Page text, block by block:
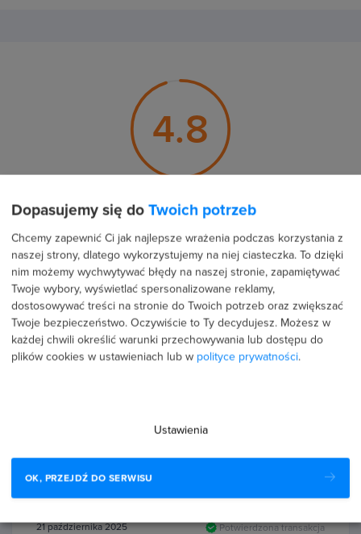
4.8
Średnia ocena uczestników
75 %
Recenzje użytkowników (16)
21 października 2025 Potwierdzona transakcja
Dopasujemy się do Twoich potrzeb
Chcemy zapewnić Ci jak najlepsze wrażenia podczas korzystania z
naszej strony, dlatego wykorzystujemy na niej ciasteczka. To dzięki
nim możemy wychwytywać błędy na naszej stronie, zapamiętywać
Twoje wybory, wyświetlać spersonalizowane reklamy,
dostosowywać treści na stronie do Twoich potrzeb oraz zwiększać
Twoje bezpieczeństwo. Oczywiście to Ty decydujesz. Możesz w
każdej chwili określić warunki przechowywania lub dostępu do
plików cookies w ustawieniach lub w polityce prywatności.
Ustawienia
OK, PRZEJDŹ DO SERWISU